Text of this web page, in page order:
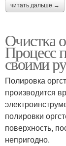
читать дальше →
Очистка
Процесс
своими
Полировка
производится
полировки
поверхность,
непригодно.